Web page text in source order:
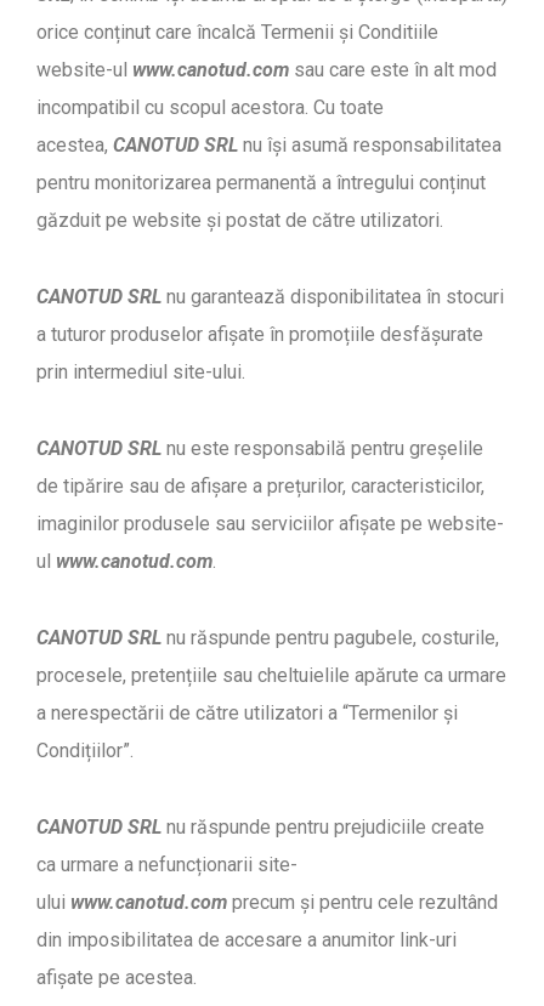
orice conținut care încalcă Termenii și Conditiile
website-ul www.canotud.com sau care este în alt mod
incompatibil cu scopul acestora. Cu toate
acestea, CANOTUD SRL nu își asumă responsabilitatea
pentru monitorizarea permanentă a întregului conținut
găzduit pe website și postat de către utilizatori.
CANOTUD SRL nu garantează disponibilitatea în stocuri
a tuturor produselor afișate în promoțiile desfășurate
prin intermediul site-ului.
CANOTUD SRL nu este responsabilă pentru greșelile
de tipărire sau de afișare a prețurilor, caracteristicilor,
imaginilor produsele sau serviciilor afișate pe website-
ul www.canotud.com.
CANOTUD SRL nu răspunde pentru pagubele, costurile,
procesele, pretențiile sau cheltuielile apărute ca urmare
a nerespectării de către utilizatori a “Termenilor și
Condițiilor”.
CANOTUD SRL nu răspunde pentru prejudiciile create
ca urmare a nefuncționarii site-
ului www.canotud.com precum și pentru cele rezultând
din imposibilitatea de accesare a anumitor link-uri
afișate pe acestea.